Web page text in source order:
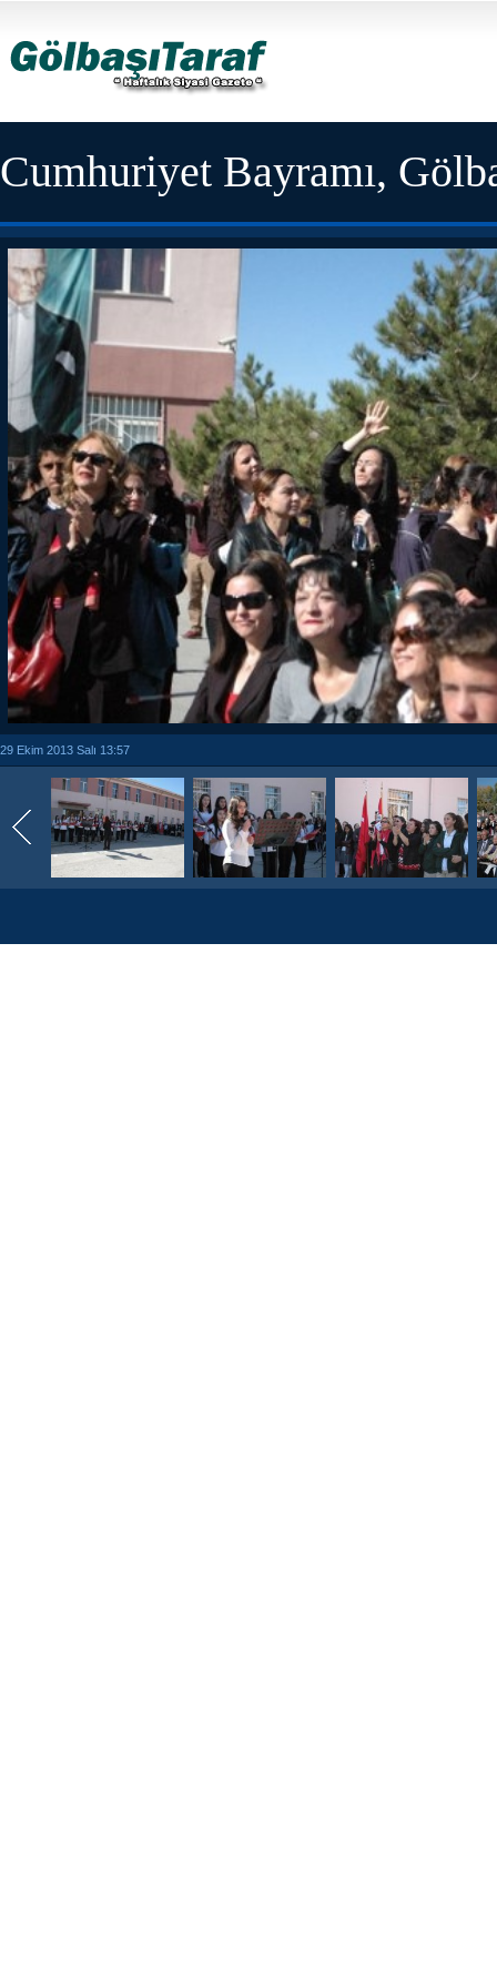
Cumhuriyet Bayramı,
29 Ekim 2013 Salı 13:57